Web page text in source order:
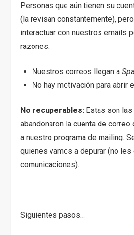
Personas que aún tienen su
(la revisan constantemente),
interactuar con nuestros emails
razones:
Nuestros correos llegan a
No hay motivación para abrir
No recuperables: Estas son
abandonaron la cuenta de
a nuestro programa de mailing.
quienes vamos a depurar (no les
comunicaciones).
Siguientes pasos…